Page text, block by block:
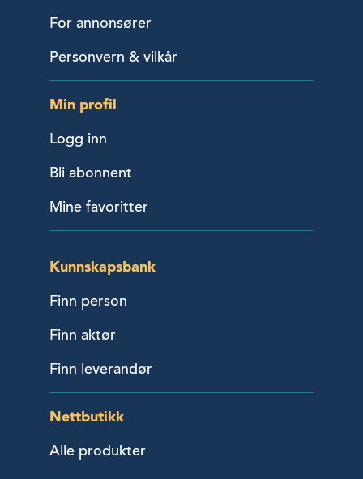
For annonsører
Personvern & vilkår
Min profil
Logg inn
Bli abonnent
Mine favoritter
Kunnskapsbank
Finn person
Finn aktør
Finn leverandør
Nettbutikk
Alle produkter